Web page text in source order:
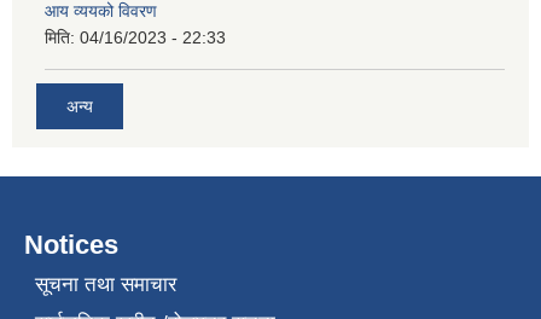
आय व्ययको विवरण
मिति: 04/16/2023 - 22:33
अन्य
Notices
सूचना तथा समाचार